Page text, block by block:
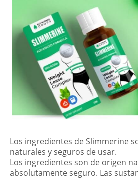
Los ingredientes de Slimmerine
naturales y seguros de usar.
Los ingredientes son de origen
absolutamente seguro. Las